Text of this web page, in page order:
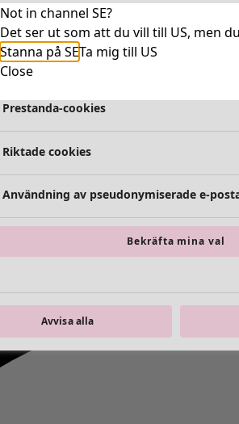
Not in channel SE?
Det ser ut som att du vill till US, men
Stanna på SETa mig till US
Close
Absolut nödvändiga cookies
Funktionella cookies
Prestanda-cookies
Riktade cookies
Användning av pseudonymiserade e-
Bekräfta mina val
Avvisa alla